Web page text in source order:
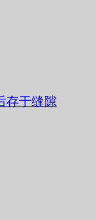
存于缝隙